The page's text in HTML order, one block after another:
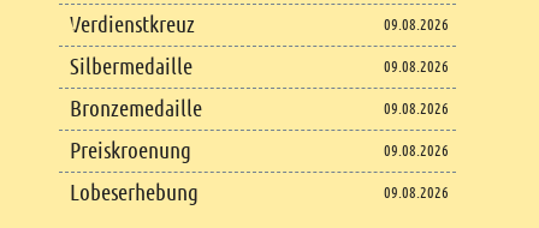
Verdienstkreuz 09.08.2026
Silbermedaille 09.08.2026
Bronzemedaille 09.08.2026
Preiskroenung 09.08.2026
Lobeserhebung 09.08.2026